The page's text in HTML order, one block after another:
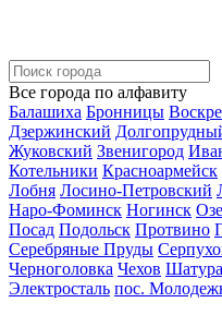
Все города по алфавиту
Балашиха Бронницы
Дзержинский
Жуковский Звенигород
Котельники Красноармейск
Лобня Лосино-Петровский
Наро-Фоминск Ногинск
Посад Подольск Протвино
Серебряные Пруды
Черноголовка Чехов Шатура
Электросталь пос.